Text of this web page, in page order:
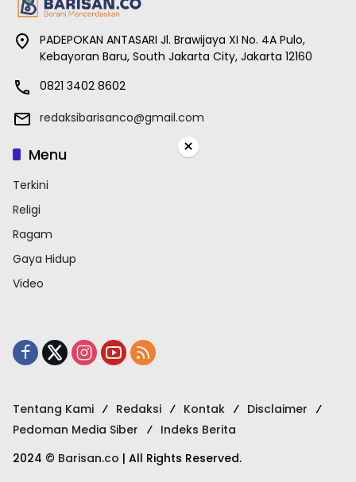
PADEPOKAN ANTASARI Jl. Brawijaya XI No. 4A Pulo,
Kebayoran Baru, South Jakarta City, Jakarta 12160
0821 3402 8602
redaksibarisanco@gmail.com
Menu
Terkini
Religi
Ragam
Gaya Hidup
Video
Tentang Kami Redaksi Kontak
Disclaimer
Pedoman Media Siber
Indeks Berita
2024 © Barisan.co | All Rights Reserved.
×